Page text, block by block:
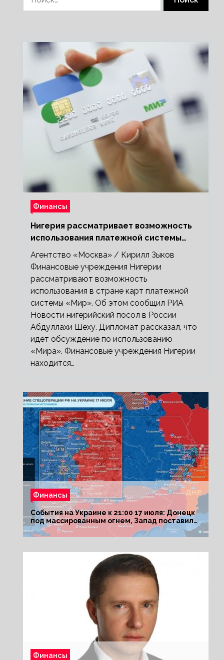
Финансы
Нигерия рассматривает возможность
использования платежной системы
«Мир»
Агентство «Москва» / Кирилл Зыков
Финансовые учреждения Нигерии
рассматривают возможность
использования в стране карт платежной
системы «Мир». Об этом сообщил РИА
Новости нигерийский посол в России
Абдуллахи Шеху. Дипломат рассказал, что
идет обсуждение по использованию
«Мира». Финансовые учреждения Нигерии
находится…
Финансы
События на Украине к 21:00 17 июля: Донецк
под массированным огнем, Запад поставил
Киеву ультиматум
Финансы